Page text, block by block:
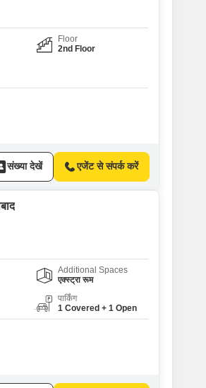
Floor
2nd Floor
संख्या देखें एजेंट से संपर्क करें
Additional Spaces
एक्स्ट्रा रूम
पार्किंग
1 Covered + 1 Open